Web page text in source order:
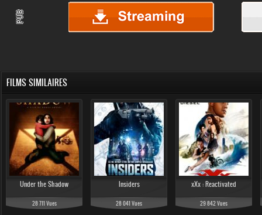
FILMS SIMILAIRES
Under the Shadow
28 711 Vues
Insiders
28 041 Vues
xXx : Reactivated
29 842 Vues